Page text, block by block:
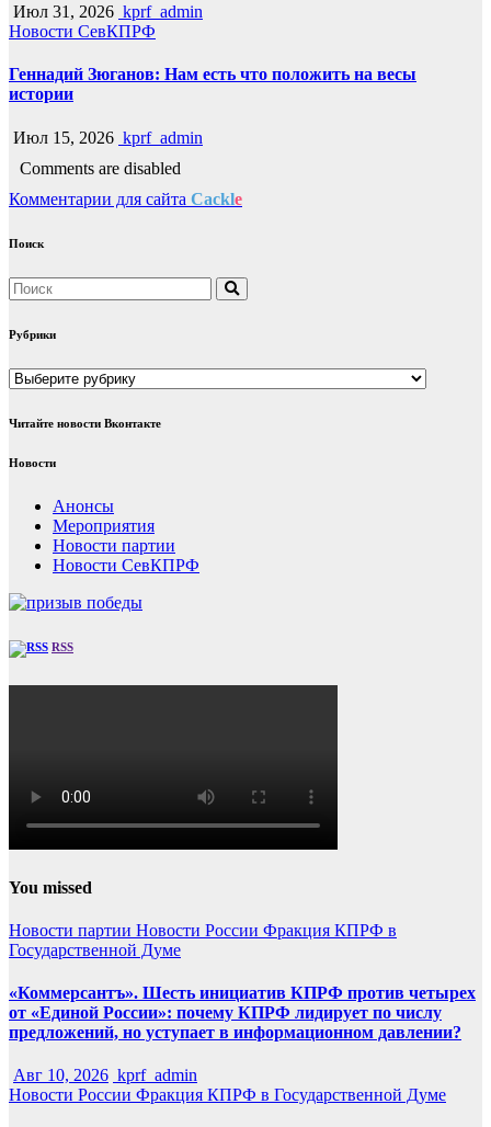
Июл 31, 2026 kprf_admin
Новости СевКПРФ
Геннадий Зюганов: Нам есть что положить на весы
истории
Июл 15, 2026 kprf_admin
Comments are disabled
Комментарии для сайта Cackle
Поиск
Рубрики
Рубрики
Читайте новости Вконтакте
Новости
Анонсы
Мероприятия
Новости партии
Новости СевКПРФ
RSS
You missed
Новости партии Новости России Фракция КПРФ в
Государственной Думе
«Коммерсантъ». Шесть инициатив КПРФ против четырех
от «Единой России»: почему КПРФ лидирует по числу
предложений, но уступает в информационном давлении?
Авг 10, 2026 kprf_admin
Новости России Фракция КПРФ в Государственной Думе